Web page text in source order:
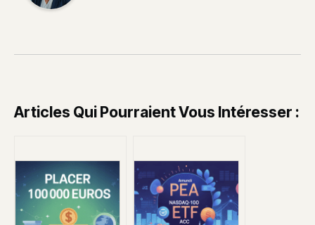
Articles Qui Pourraient Vous Intéresser :